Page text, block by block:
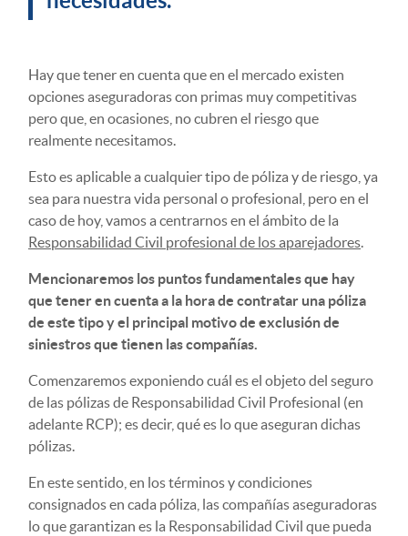
Hay que tener en cuenta que en el mercado existen
opciones aseguradoras con primas muy competitivas
pero que, en ocasiones, no cubren el riesgo que
realmente necesitamos.
Esto es aplicable a cualquier tipo de póliza y de riesgo, ya
sea para nuestra vida personal o profesional, pero en el
caso de hoy, vamos a centrarnos en el ámbito de la
Responsabilidad Civil profesional de los aparejadores
Mencionaremos los puntos fundamentales que hay
que tener en cuenta a la hora de contratar una póliza
de este tipo y el principal motivo de exclusión de
siniestros que tienen las compañías.
Comenzaremos exponiendo cuál es el objeto del seguro
de las pólizas de Responsabilidad Civil Profesional (en
adelante RCP); es decir, qué es lo que aseguran dichas
pólizas.
En este sentido, en los términos y condiciones
consignados en cada póliza, las compañías aseguradoras
lo que garantizan es la Responsabilidad Civil que pueda